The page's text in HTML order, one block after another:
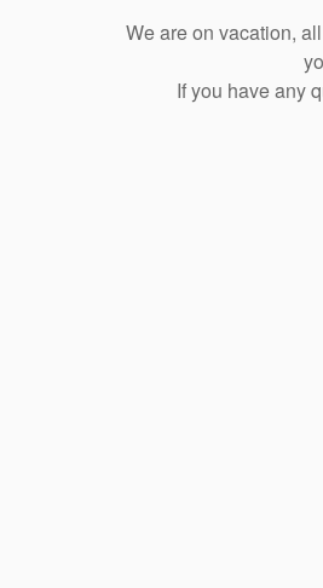
We are on vacation,
If you have any